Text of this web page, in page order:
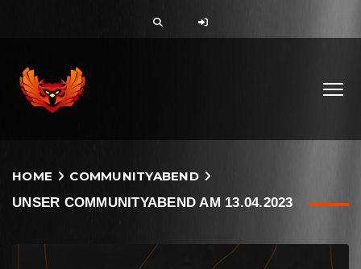
HOME
COMMUNITYABEND
UNSER COMMUNITYABEND AM 13.04.2023